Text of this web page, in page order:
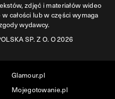
zdjęć i materiałów wideo
całości lub w części wymaga
wydawcy.
SP. Z O. O 2026
Glamour.pl
Mojegotowanie.pl